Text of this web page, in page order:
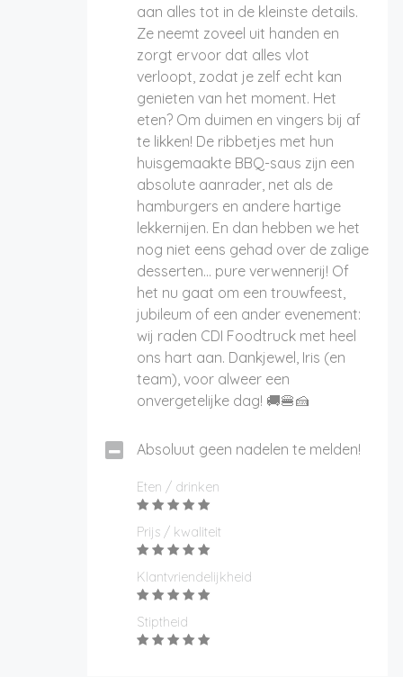
aan alles tot in de kleinste details.
Ze neemt zoveel uit handen en
zorgt ervoor dat alles vlot
verloopt, zodat je zelf echt kan
genieten van het moment. Het
eten? Om duimen en vingers bij af
te likken! De ribbetjes met hun
huisgemaakte BBQ-saus zijn een
absolute aanrader, net als de
hamburgers en andere hartige
lekkernijen. En dan hebben we het
nog niet eens gehad over de zalige
desserten... pure verwennerij! Of
het nu gaat om een trouwfeest,
jubileum of een ander evenement:
wij raden CDI Foodtruck met heel
ons hart aan. Dankjewel, Iris (en
team), voor alweer een
onvergetelijke dag! 🚚🍔🍰
Absoluut geen nadelen te melden!
Eten / drinken
Prijs / kwaliteit
Klantvriendelijkheid
Stiptheid